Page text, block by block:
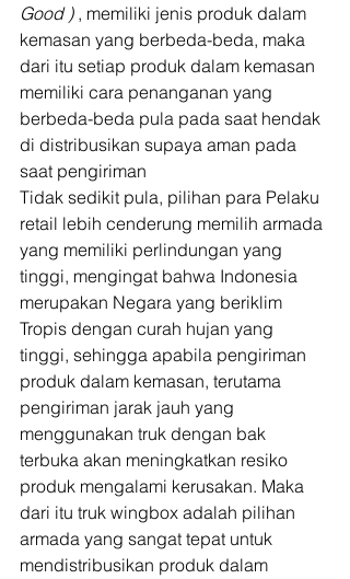
Good ) , memiliki jenis produk dalam
kemasan yang berbeda-beda, maka
dari itu setiap produk dalam kemasan
memiliki cara penanganan yang
berbeda-beda pula pada saat hendak
di distribusikan supaya aman pada
saat pengiriman
Tidak sedikit pula, pilihan para Pelaku
retail lebih cenderung memilih armada
yang memiliki perlindungan yang
tinggi, mengingat bahwa Indonesia
merupakan Negara yang beriklim
Tropis dengan curah hujan yang
tinggi, sehingga apabila pengiriman
produk dalam kemasan, terutama
pengiriman jarak jauh yang
menggunakan truk dengan bak
terbuka akan meningkatkan resiko
produk mengalami kerusakan. Maka
dari itu truk wingbox adalah pilihan
armada yang sangat tepat untuk
mendistribusikan produk dalam